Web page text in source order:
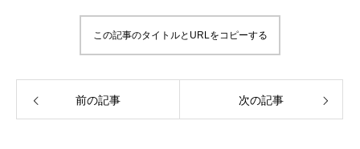
この記事のタイトルとURLをコピーする
前の記事 次の記事